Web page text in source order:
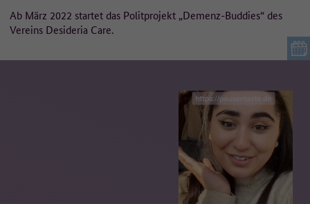
Ab März 2022 startet das Politprojekt „Demenz-Buddies“ des
Vereins Desideria Care.